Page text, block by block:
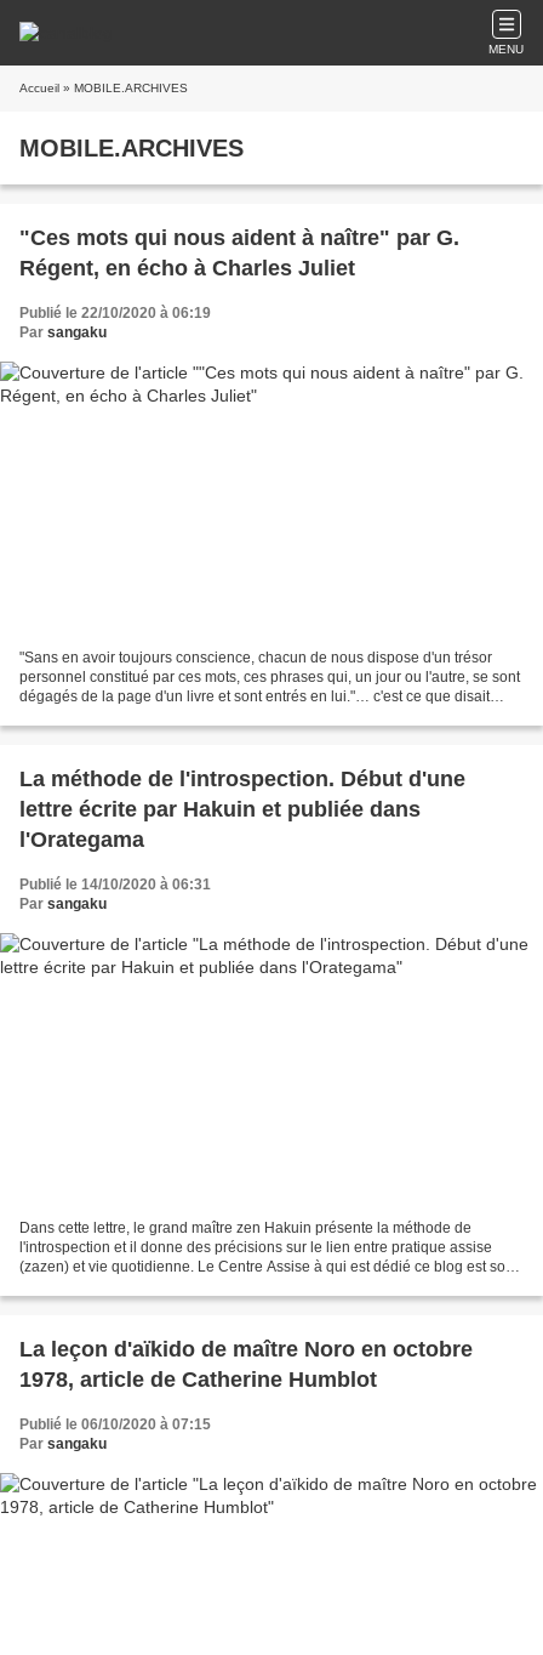
MENU
Accueil » MOBILE.ARCHIVES
MOBILE.ARCHIVES
"Ces mots qui nous aident à naître" par G.
Régent, en écho à Charles Juliet
Publié le 22/10/2020 à 06:19
Par sangaku
"Sans en avoir toujours conscience, chacun de nous dispose d'un trésor
personnel constitué par ces mots, ces phrases qui, un jour ou l'autre, se sont
dégagés de la page d'un livre et sont entrés en lui."… c'est ce que disait
La méthode de l'introspection. Début d'une
lettre écrite par Hakuin et publiée dans
l'Orategama
Publié le 14/10/2020 à 06:31
Par sangaku
Dans cette lettre, le grand maître zen Hakuin présente la méthode de
l'introspection et il donne des précisions sur le lien entre pratique assise
(zazen) et vie quotidienne. Le Centre Assise à qui est dédié ce blog est sous
La leçon d'aïkido de maître Noro en octobre
1978, article de Catherine Humblot
Publié le 06/10/2020 à 07:15
Par sangaku